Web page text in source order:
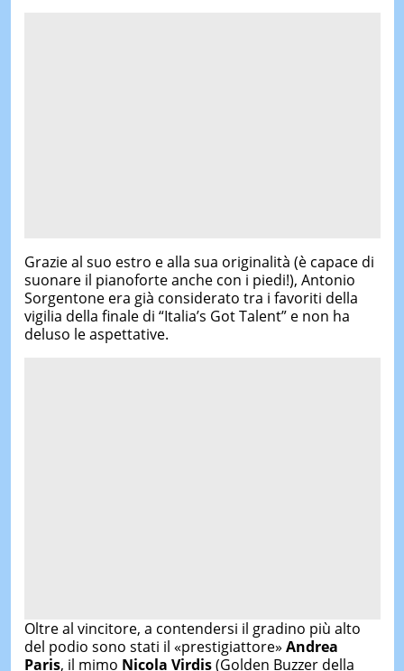
Grazie al suo estro e alla sua originalità (è capace di
suonare il pianoforte anche con i piedi!), Antonio
Sorgentone era già considerato tra i favoriti della
vigilia della finale di “Italia’s Got Talent” e non ha
deluso le aspettative.
Oltre al vincitore, a contendersi il gradino più alto
del podio sono stati il «prestigiattore» Andrea
Paris, il mimo Nicola Virdis(Golden Buzzer della